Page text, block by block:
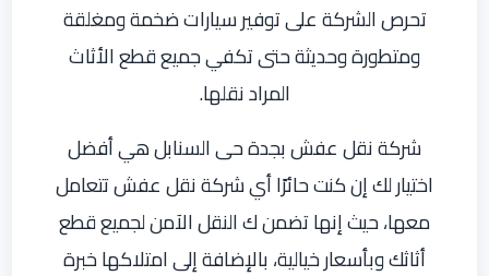
تحرص الشركة على توفير سيارات ضخمة ومغلقة
ومتطورة وحديثة حتى تكفي جميع قطع الأثاث
المراد نقلها.
شركة نقل عفش بجدة حى السنابل هي أفضل
اختيار لك إن كنت حائرًا أي شركة نقل عفش تتعامل
معها، حيث إنها تضمن ك النقل الآمن لجميع قطع
أثاثك وبأسعار خيالية، بالإضافة إلى امتلاكها خبرة